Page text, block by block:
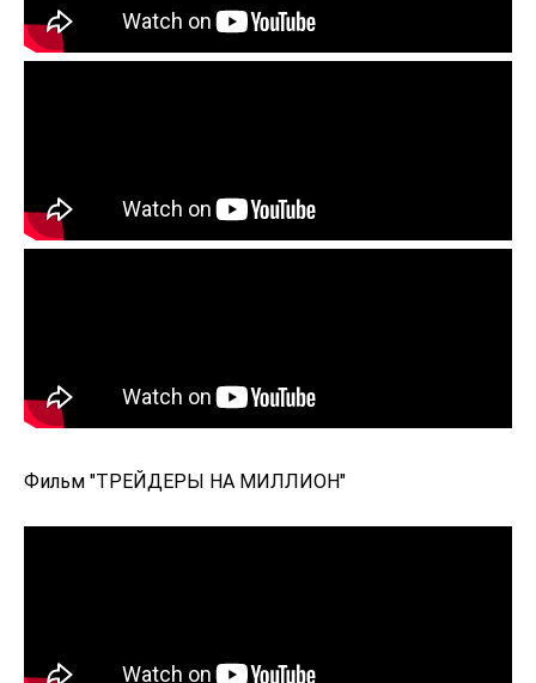
Фильм "ТРЕЙДЕРЫ НА МИЛЛИОН"